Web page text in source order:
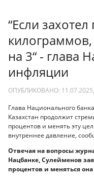
“Если
на 3“ - глава
инфляции
ОПУБЛИКОВАНО:
Глава Национального
Казахстан продолжит
процентов и менять эту
внутреннее давление,
Отвечая на вопросы
Нацбанке, Сулейменов
процентов и меняться